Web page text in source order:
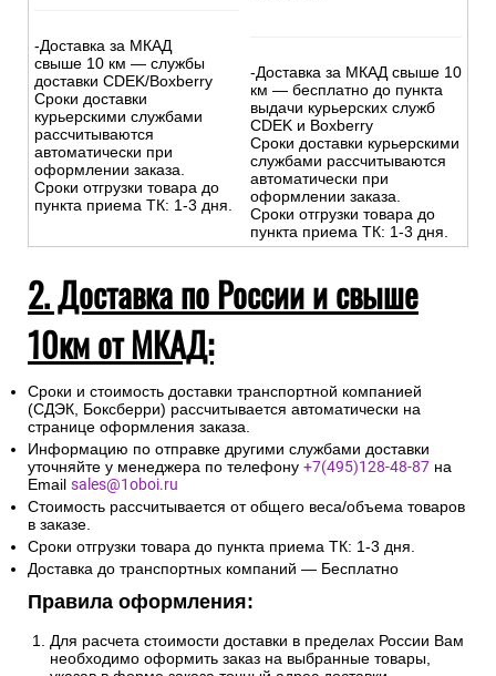
-Доставка за МКАД
свыше 10 км — службы
доставки CDEK/Boxberry
Сроки доставки
курьерскими службами
рассчитываются
автоматически при
оформлении заказа.
Сроки отгрузки товара до
пункта приема ТК: 1-3 дня.
-Доставка за МКАД свыше 10
км — бесплатно до пункта
выдачи курьерских служб
CDEK и Boxberry
Сроки доставки курьерскими
службами рассчитываются
автоматически при
оформлении заказа.
Сроки отгрузки товара до
пункта приема ТК: 1-3 дня.
2. Доставка по России и свыше
10км от МКАД:
Сроки и стоимость доставки транспортной компанией
(СДЭК, Боксберри) рассчитывается автоматически на
странице оформления заказа.
Информацию по отправке другими службами доставки
уточняйте у менеджера по телефону +7(495)128-48-87 на
Email sales@1oboi.ru
Стоимость рассчитывается от общего веса/объема товаров
в заказе.
Сроки отгрузки товара до пункта приема ТК: 1-3 дня.
Доставка до транспортных компаний — Бесплатно
Правила оформления:
Для расчета стоимости доставки в пределах России Вам
необходимо оформить заказ на выбранные товары,